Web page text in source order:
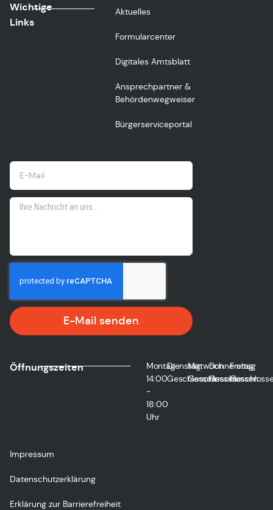
Wichtige
Links
Aktuelles
Formularcenter
Digitales Amtsblatt
Ansprechpartner &
Behördenwegweiser
Bürgerserviceportal
E-Mail senden
Öffnungszeiten
Montag
14:00
-
18:00
Uhr
Dienstag
Geschlossen
Mittwoch
Geschlossen
Donnerstag
Geschlossen
Freitag
Impressum
Datenschutzerklärung
Erklärung zur Barrierefreiheit